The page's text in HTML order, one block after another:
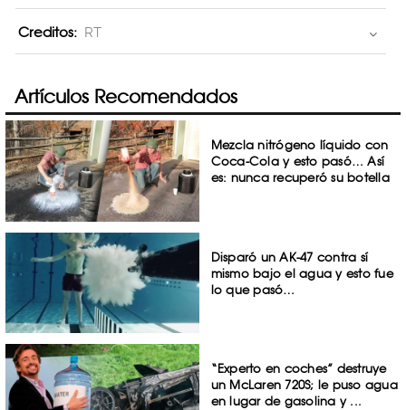
Creditos: RT
Artículos Recomendados
Mezcla nitrógeno líquido con
Coca-Cola y esto pasó… Así
es: nunca recuperó su botella
Disparó un AK-47 contra sí
mismo bajo el agua y esto fue
lo que pasó…
“Experto en coches” destruye
un McLaren 720S; le puso agua
en lugar de gasolina y ...